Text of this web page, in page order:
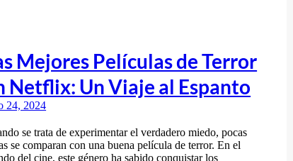
Mejores Películas de Terror
Netflix: Un Viaje al Espanto
24, 2024
se trata de experimentar el verdadero miedo, pocas
se comparan con una buena película de terror. En el
del cine, este género ha sabido conquistar los